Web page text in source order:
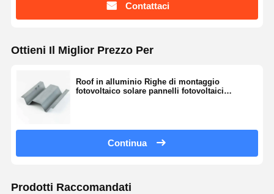
Contattaci
Ottieni Il Miglior Prezzo Per
Roof in alluminio Righe di montaggio
fotovoltaico solare pannelli fotovoltaici
Continua
Prodotti Raccomandati